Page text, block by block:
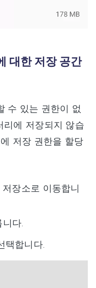
대한 저장 공간
수 있는 권한이 없
에 저장되지 않습
저장 권한을 할당
장소로 이동합니
다.
택합니다.